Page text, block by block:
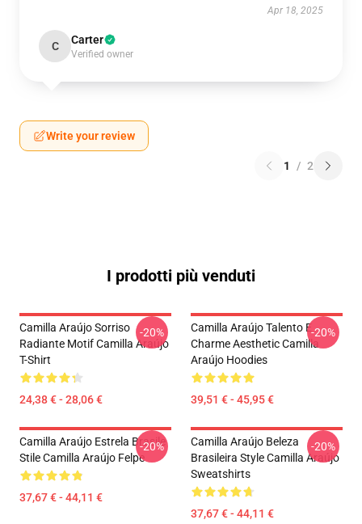
Apr 18, 2025
C Carter
Verified owner
Write your review
1 / 2
I prodotti più venduti
Camilla Araújo Sorriso
Radiante Motif Camilla Araújo
T-Shirt
24,38 € - 28,06 €
-20%
Camilla Araújo Talento E
Charme Aesthetic Camilla
Araújo Hoodies
39,51 € - 45,95 €
-20%
Camilla Araújo Estrela Brasile
Stile Camilla Araújo Felpe
37,67 € - 44,11 €
-20%
Camilla Araújo Beleza
Brasileira Style Camilla Araújo
Sweatshirts
37,67 € - 44,11 €
-20%